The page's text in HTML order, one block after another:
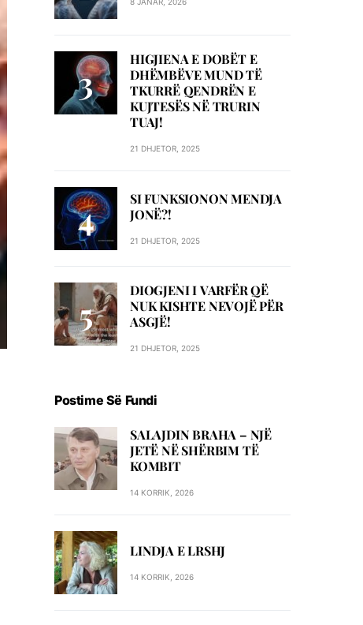
HIGJIENA E DOBËT E
DHËMBËVE MUND TË
TKURRË QENDRËN E
KUJTESËS NË TRURIN
TUAJ!
21 DHJETOR, 2025
SI FUNKSIONON MENDJA
JONË?!
21 DHJETOR, 2025
DIOGJENI I VARFËR QË
NUK KISHTE NEVOJË PËR
ASGJË!
21 DHJETOR, 2025
Postime Së Fundi
SALAJDIN BRAHA – NJЁ
JETЁ NЁ SHЁRBIM TЁ
KOMBIT
14 KORRIK, 2026
LINDJA E LRSHJ
14 KORRIK, 2026